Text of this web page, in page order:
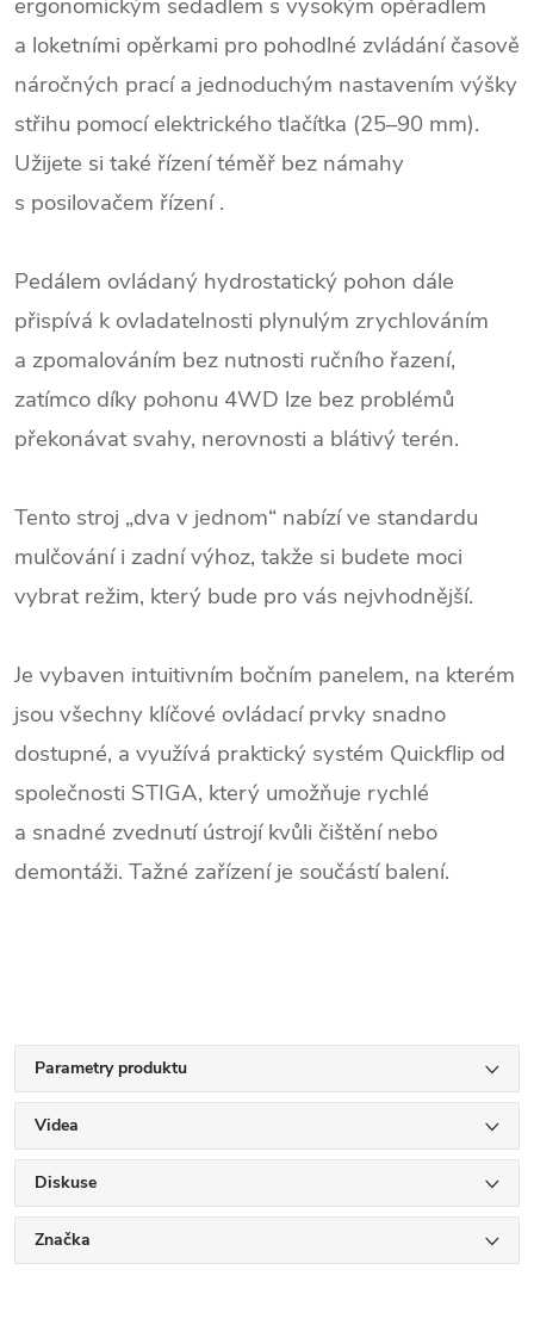
a loketními opěrkami pro pohodlné zvládání časově
náročných prací a jednoduchým nastavením výšky
střihu pomocí elektrického tlačítka (25–90 mm).
Užijete si také řízení téměř bez námahy
s posilovačem řízení .
Pedálem ovládaný hydrostatický pohon dále
přispívá k ovladatelnosti plynulým zrychlováním
a zpomalováním bez nutnosti ručního řazení,
zatímco díky pohonu 4WD lze bez problémů
překonávat svahy, nerovnosti a blátivý terén.
Tento stroj „dva v jednom“ nabízí ve standardu
mulčování i zadní výhoz, takže si budete moci
vybrat režim, který bude pro vás nejvhodnější.
Je vybaven intuitivním bočním panelem, na kterém
jsou všechny klíčové ovládací prvky snadno
dostupné, a využívá praktický systém Quickflip od
společnosti STIGA, který umožňuje rychlé
a snadné zvednutí ústrojí kvůli čištění nebo
demontáži. Tažné zařízení je součástí balení.
Parametry produktu
Videa
Diskuse
Značka